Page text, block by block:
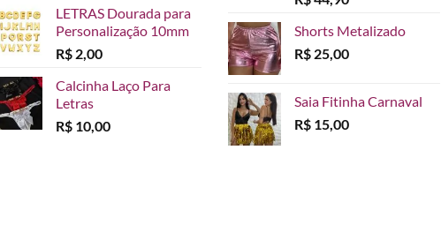
LETRAS Dourada para
Personalização 10mm
R$ 2,00
Calcinha Laço Para
Letras
R$ 10,00
Shorts Metalizado
R$ 25,00
Saia Fitinha Carnaval
R$ 15,00